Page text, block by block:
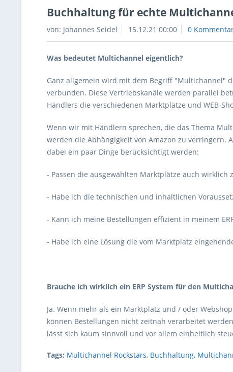
Buchhaltung für echte
von: Johannes Seidel 15.12.21 00:00 0
Was bedeutet Multichannel eigentlich?
Ganz allgemein wird mit dem Begriff "Multichannel"
verbunden. Diese Vertriebskanäle werden parallel
Händlers die verschiedenen Marktplätze und WEB-
Wenn wir mit Händlern sprechen, die das Thema
werden die Abhängigkeit von Amazon zu verringern.
dabei ein paar Dinge berücksichtigt werden:
- Passen die ausgewählten Marktplätze auch wirklich
- Habe ich die technischen und inhaltlichen
- Kann ich meine Bestellungen effizient in meinem
- Habe ich eine Lösung die vom Marktplatz
Brauche ich wirklich ein ERP System für den
Ja. Wenn mehr als ein Marktplatz und / oder
können Bestellungen nicht zeitnah verarbeitet
lässt sich kaum sinnvoll und vor allem einheitlich
Tags: Multichannel Rockstars, Buchhaltung,